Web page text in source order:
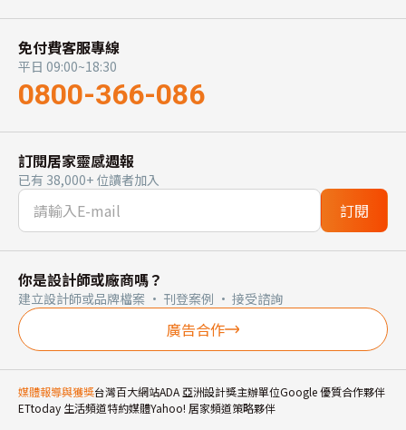
免付費客服專線
平日 09:00~18:30
0800-366-086
訂閱居家靈感週報
已有 38,000+ 位讀者加入
訂閱
你是設計師或廠商嗎？
建立設計師或品牌檔案 · 刊登案例 · 接受諮詢
廣告合作
媒體報導與獲獎台灣百大網站ADA 亞洲設計獎主辦單位Google 優質合作夥伴
ETtoday 生活頻道特約媒體Yahoo! 居家頻道策略夥伴